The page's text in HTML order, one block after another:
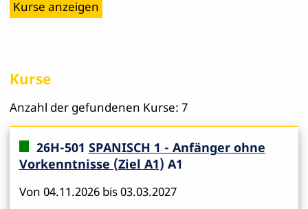
Kurse
Anzahl der gefundenen Kurse: 7
26H-501 SPANISCH 1 - Anfänger ohne
Vorkenntnisse (Ziel A1) A1
Von 04.11.2026 bis 03.03.2027